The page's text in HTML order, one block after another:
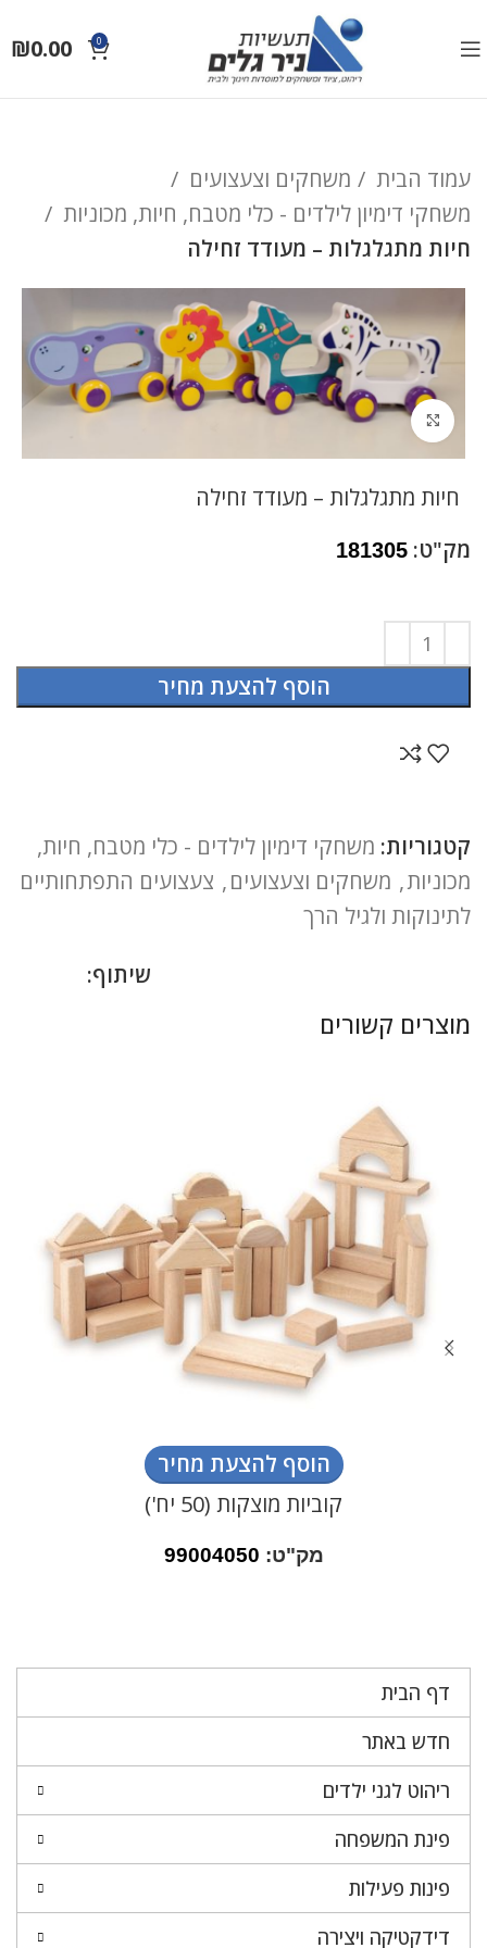
0
₪0.00
עמוד הבית
משחקים וצעצועים
משחקי דימיון לילדים - כלי מטבח, חיות, מכוניות
חיות מתגלגלות – מעודד זחילה
דף הבית
חדש באתר
ריהוט לגני ילדים
פינת המשפחה
פינות פעילות
דידקטיקה ויצירה
לחץ להגדלה
חיות מתגלגלות – מעודד זחילה
מק"ט: 181305
הוסף להצעת מחיר
קטגוריות: משחקי דימיון לילדים - כלי מטבח, חיות,
מכוניות, משחקים וצעצועים, צעצועים התפתחותיים
לתינוקות ולגיל הרך
שיתוף:
מוצרים קשורים
הוסף להצעת מחיר
קוביות מוצקות (50 יח')
מק"ט: 99004050